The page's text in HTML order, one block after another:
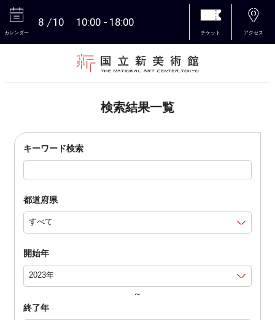
カレンダー
8 10 10:00 18:00
チケット アクセス
検索結果一覧
キーワード検索
都道府県
開始年
～
終了年